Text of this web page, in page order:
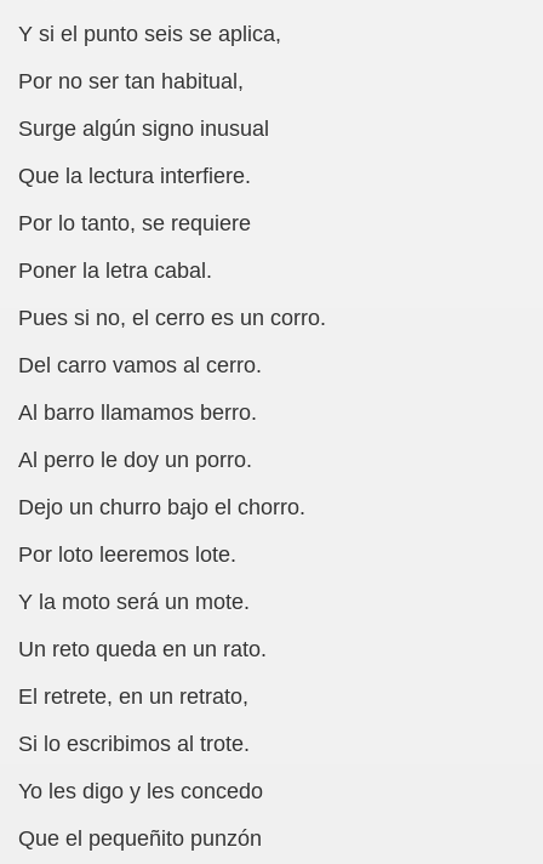
Y si el punto seis se aplica,
Por no ser tan habitual,
Surge algún signo inusual
Que la lectura interfiere.
Por lo tanto, se requiere
Poner la letra cabal.
Pues si no, el cerro es un corro.
Del carro vamos al cerro.
Al barro llamamos berro.
Al perro le doy un porro.
Dejo un churro bajo el chorro.
Por loto leeremos lote.
Y la moto será un mote.
Un reto queda en un rato.
El retrete, en un retrato,
Si lo escribimos al trote.
Yo les digo y les concedo
Que el pequeñito punzón
Martín Figueroa)
Lectobraillístico (Egosan)
Otero)
ciegos (Roberto Enjuto)
Braille (María Jesús Cañamares)
2000 (Fermín Tamayo)